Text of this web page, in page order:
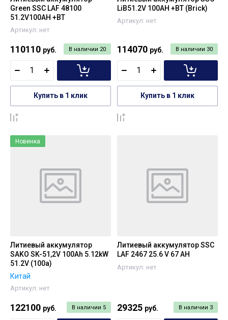
Green SSC LAF 48100
51.2V100AH +BT
Артикул: нет
В наличии 20
110110 руб.
Купить в 1 клик
LiB51.2V 100AH +BT (Brick)
Артикул: нет
В наличии 30
114070 руб.
Купить в 1 клик
Новинка
Литиевый аккумулятор
SAKO SK-51,2V 100Ah 5.12kW
51.2V (100a)
Китай
Артикул: нет
В наличии 5
122100 руб.
Литиевый аккумулятор SSC
LAF 2467 25.6 V 67 AH
Артикул: нет
В наличии 3
29325 руб.